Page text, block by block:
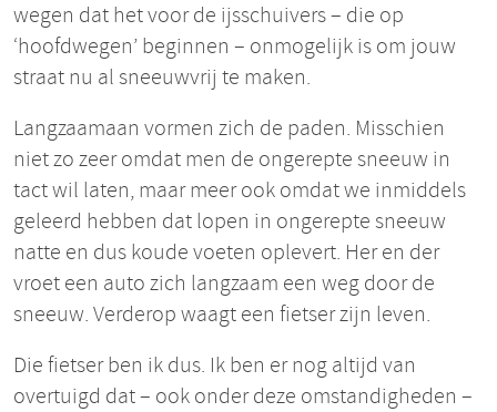
wegen dat het voor de ijsschuivers – die op
‘hoofdwegen’ beginnen – onmogelijk is om jouw
straat nu al sneeuwvrij te maken.
Langzaamaan vormen zich de paden. Misschien
niet zo zeer omdat men de ongerepte sneeuw in
tact wil laten, maar meer ook omdat we inmiddels
geleerd hebben dat lopen in ongerepte sneeuw
natte en dus koude voeten oplevert. Her en der
vroet een auto zich langzaam een weg door de
sneeuw. Verderop waagt een fietser zijn leven.
Die fietser ben ik dus. Ik ben er nog altijd van
overtuigd dat – ook onder deze omstandigheden –